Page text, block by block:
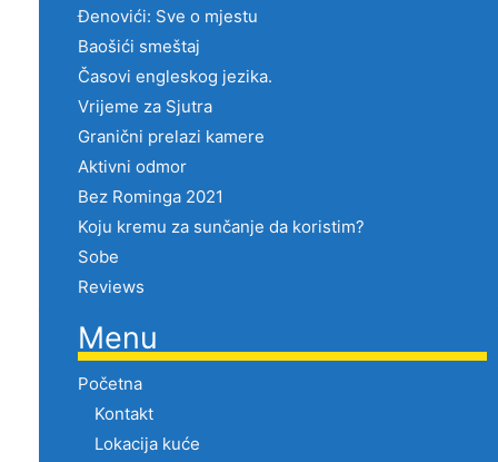
Đenovići: Sve o mjestu
Baošići smeštaj
Časovi engleskog jezika.
Vrijeme za Sjutra
Granični prelazi kamere
Aktivni odmor
Bez Rominga 2021
Koju kremu za sunčanje da koristim?
Sobe
Reviews
Menu
Početna
Kontakt
Lokacija kuće